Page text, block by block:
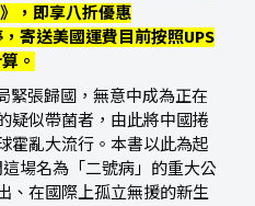
》，即享八折優惠
寄送美國運費目前按照UPS
。
緊張歸國，無意中成為正在
疑似帶菌者，由此將中國捲
霍亂大流行。本書以此為起
場名為「二號病」的重大公
、在國際上孤立無援的新生